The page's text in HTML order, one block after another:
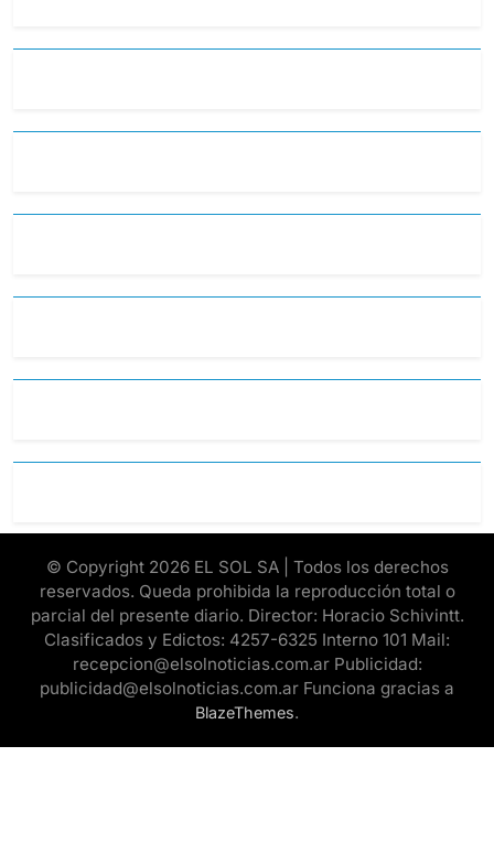
© Copyright 2026 EL SOL SA | Todos los derechos
reservados. Queda prohibida la reproducción total o
parcial del presente diario. Director: Horacio Schivintt.
Clasificados y Edictos: 4257-6325 Interno 101 Mail:
recepcion@elsolnoticias.com.ar Publicidad:
publicidad@elsolnoticias.com.ar Funciona gracias a
BlazeThemes.